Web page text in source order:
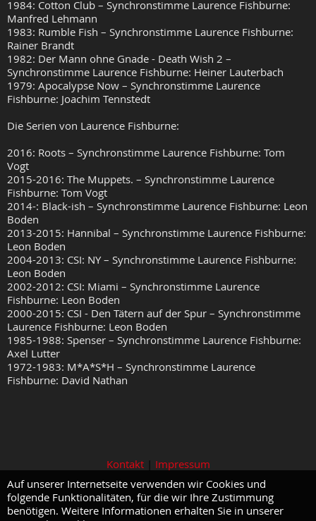
1984: Cotton Club – Synchronstimme Laurence Fishburne:
Manfred Lehmann
1983: Rumble Fish – Synchronstimme Laurence Fishburne:
Rainer Brandt
1982: Der Mann ohne Gnade - Death Wish 2 –
Synchronstimme Laurence Fishburne: Heiner Lauterbach
1979: Apocalypse Now – Synchronstimme Laurence
Fishburne: Joachim Tennstedt
Die Serien von Laurence Fishburne:
2016: Roots – Synchronstimme Laurence Fishburne: Tom
Vogt
2015-2016: The Muppets. – Synchronstimme Laurence
Fishburne: Tom Vogt
2014-: Black-ish – Synchronstimme Laurence Fishburne: Leon
Boden
2013-2015: Hannibal – Synchronstimme Laurence Fishburne:
Leon Boden
2004-2013: CSI: NY – Synchronstimme Laurence Fishburne:
Leon Boden
2002-2012: CSI: Miami – Synchronstimme Laurence
Fishburne: Leon Boden
2000-2015: CSI - Den Tätern auf der Spur – Synchronstimme
Laurence Fishburne: Leon Boden
1985-1988: Spenser – Synchronstimme Laurence Fishburne:
Axel Lutter
1972-1983: M*A*S*H – Synchronstimme Laurence
Fishburne: David Nathan
Kontakt| Impressum
Auf unserer Internetseite verwenden wir Cookies und
folgende Funktionalitäten, für die wir Ihre Zustimmung
benötigen. Weitere Informationen erhalten Sie in unserer